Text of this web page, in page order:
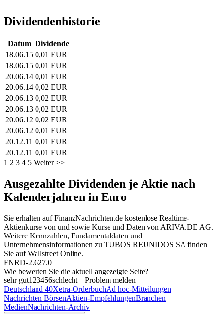
Dividendenhistorie
Datum Dividende
18.06.15 0,01 EUR
18.06.15 0,01 EUR
20.06.14 0,01 EUR
20.06.14 0,02 EUR
20.06.13 0,02 EUR
20.06.13 0,02 EUR
20.06.12 0,02 EUR
20.06.12 0,01 EUR
20.12.11 0,01 EUR
20.12.11 0,01 EUR
1 2 3 4 5 Weiter >>
Ausgezahlte Dividenden je Aktie nach
Kalenderjahren in Euro
Sie erhalten auf FinanzNachrichten.de kostenlose Realtime-
Aktienkurse von und sowie Kurse und Daten von ARIVA.DE AG.
Weitere Kennzahlen, Fundamentaldaten und
Unternehmensinformationen zu TUBOS REUNIDOS SA finden
Sie aufWallstreet Online.
FNRD-2.627.0
Wie bewerten Sie die aktuell angezeigte Seite?
sehr gut1 23456schlecht
Problem melden
Deutschland 40Xetra-OrderbuchAd hoc-Mitteilungen
Nachrichten BörsenAktien-EmpfehlungenBranchen
MedienNachrichten-Archiv